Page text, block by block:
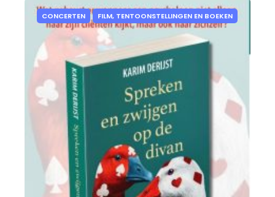
CONCERTEN FILM, TENTOONSTELLINGEN EN BOEKEN